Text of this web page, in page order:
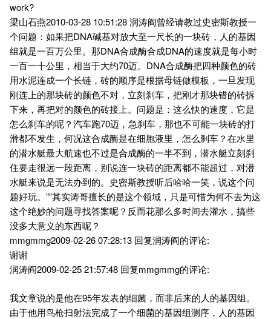
work?
梁山石燕2010-03-28 10:51:28 润涛阎曾经请教过史密斯教授一
个问题：如果把DNA碱基对放大至一尺长的一块砖，人的基因
组就是一百万公里。那DNA合成酶合成DNA的速度就是每小时
一百一十公里，相当于大约70迈。DNA合成酶把四种颜色的砖
用水泥连成一个长链，砖的顺序是根据母链做模板，一旦发现
刚连上的那块砖的颜色不对，立刻刹车，把刚才那块错的砖拆
下来，再把对的颜色的砖接上。问题是：这么快的速度，它是
怎么刹车的呢？汽车跑70迈，急刹车，那也不可能一块砖的打
滑都不发生，何况这合成酶是在细胞液里，怎么刹车？在水里
的潜水艇最大航速也不过是合成酶的一半不到，潜水艇立刻刹
住要走很远一段距离，别说连一块砖的距离都不能超过，对潜
水艇来说是无法办到的。史密斯教授听后哈哈一笑，说这个问
题好玩。””其实涛哥擅长的是这个领域，只是可惜为何不去为这
这个绝妙的问题寻找答案呢？反而花那么多时间去灌水，搞些
没多大意义的东西呢？
mmgmmg2009-02-26 07:28:13 回复润涛阎的评论:
谢谢
润涛阎2009-02-25 21:57:48 回复mmgmmg的评论:
我文章说的是他在95年发表的细菌，而非后来的人的基因组。
由于他用鸟枪扫射法完成了一个细菌的基因组测序，人的基因